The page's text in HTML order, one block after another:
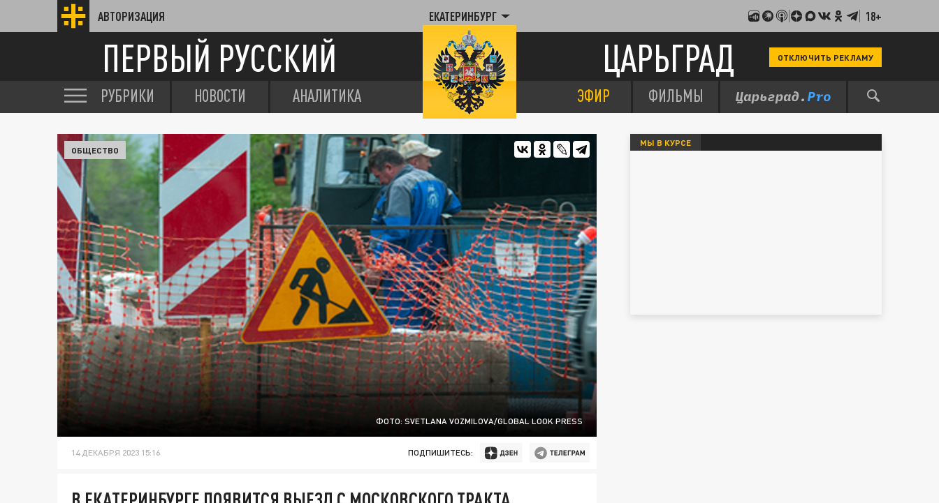
АВТОРИЗАЦИЯ ЕКАТЕРИНБУРГ 18+
ПЕРВЫЙ РУССКИЙ ЦАРЬГРАД ОТКЛЮЧИТЬ РЕКЛАМУ
РУБРИКИ НОВОСТИ АНАЛИТИКА ЭФИР ФИЛЬМЫ
ФОТО: SVETLANA VOZMILOVA/GLOBAL LOOK PRESS
ОБЩЕСТВО
14 ДЕКАБРЯ 2023 15:16 ПОДПИШИТЕСЬ:
МЫ В КУРСЕ